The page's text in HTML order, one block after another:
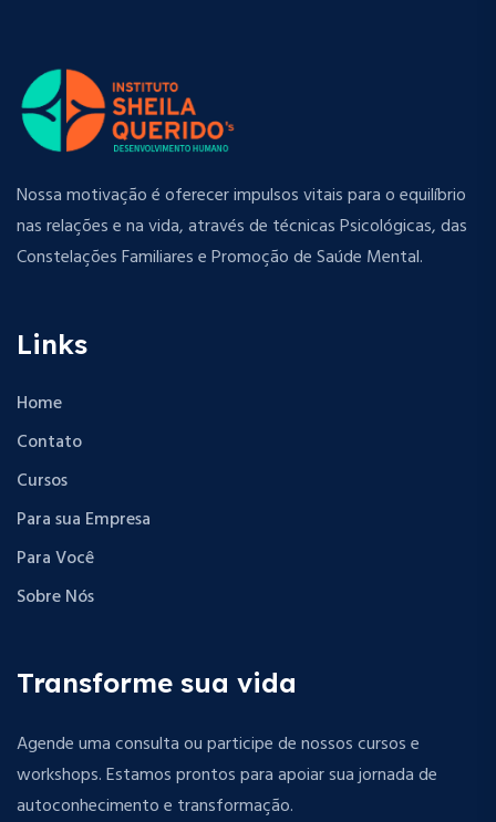
Nossa motivação é oferecer impulsos vitais para o equilíbrio
nas relações e na vida, através de técnicas Psicológicas, das
Constelações Familiares e Promoção de Saúde Mental.
Links
Home
Contato
Cursos
Para sua Empresa
Para Você
Sobre Nós
Transforme sua vida
Agende uma consulta ou participe de nossos cursos e
workshops. Estamos prontos para apoiar sua jornada de
autoconhecimento e transformação.